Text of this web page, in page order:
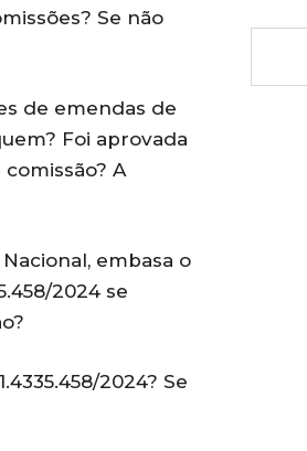
Se não
de emendas de
Foi aprovada
A
embasa o
2024 se
2024? Se